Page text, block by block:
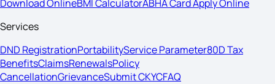
Download OnlineBMI CalculatorABHA Card Apply Online
Services
DND RegistrationPortabilityService Parameter80D Tax
BenefitsClaimsRenewalsPolicy
CancellationGrievanceSubmit CKYCFAQ